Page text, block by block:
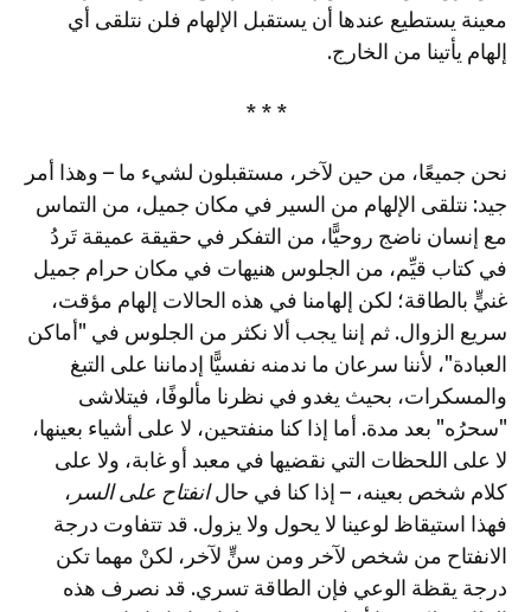
معينة يستطيع عندها أن يستقبل الإلهام فلن نتلقى أي
إلهام يأتينا من الخارج.
* * *
نحن جميعًا، من حين لآخر، مستقبلون لشيء ما – وهذا أمر
جيد: نتلقى الإلهام من السير في مكان جميل، من التماس
مع إنسان ناضج روحيًّا، من التفكر في حقيقة عميقة تَردُ
في كتاب قيِّم، من الجلوس هنيهات في مكان حرام جميل
غنيٍّ بالطاقة؛ لكن إلهامنا في هذه الحالات إلهام مؤقت،
سريع الزوال. ثم إننا يجب ألا نكثر من الجلوس في "أماكن
العبادة"، لأننا سرعان ما ندمنه نفسيًّا إدماننا على التبغ
والمسكرات، بحيث يغدو في نظرنا مألوفًا، فيتلاشى
"سحرُه" بعد مدة. أما إذا كنا منفتحين، لا على أشياء بعينها،
لا على اللحظات التي نقضيها في معبد أو غابة، ولا على
كلام شخص بعينه، – إذا كنا في حالانفتاح على السر ،
فهذا استيقاظ لوعينا لا يحول ولا يزول. قد تتفاوت درجة
الانفتاح من شخص لآخر ومن سنٍّ لآخر، لكنْ مهما تكن
درجة يقظة الوعي فإن الطاقة تسري. قد نصرف هذه